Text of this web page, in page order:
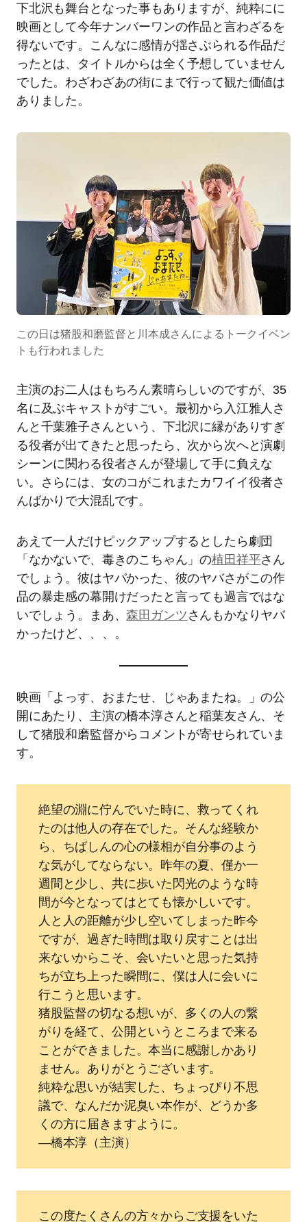
下北沢も舞台となった事もありますが、純粋にに
映画として今年ナンバーワンの作品と言わざるを
得ないです。こんなに感情が揺さぶられる作品だ
ったとは、タイトルからは全く予想していません
でした。わざわざあの街にまで行って観た価値は
ありました。
この日は猪股和磨監督と川本成さんによるトークイベン
トも行われました
主演のお二人はもちろん素晴らしいのですが、35
名に及ぶキャストがすごい。最初から入江雅人さ
んと千葉雅子さんという、下北沢に縁がありすぎ
る役者が出てきたと思ったら、次から次へと演劇
シーンに関わる役者さんが登場して手に負えな
い。さらには、女のコがこれまたカワイイ役者さ
んばかりで大混乱です。
あえて一人だけピックアップするとしたら劇団
「なかないで、毒きのこちゃん」の植田祥平さん
でしょう。彼はヤバかった、彼のヤバさがこの作
品の暴走感の幕開けだったと言っても過言ではな
いでしょう。まあ、森田ガンツ さんもかなりヤバ
かったけど、、、。
映画「よっす、おまたせ、じゃあまたね。」の公
開にあたり、主演の橋本淳さんと稲葉友さん、そ
して猪股和磨監督からコメントが寄せられていま
す。
絶望の淵に佇んでいた時に、救ってくれ
たのは他⼈の存在でした。そんな経験か
ら、ちばしんの⼼の様相が⾃分事のよう
な気がしてならない。昨年の夏、僅か⼀
週間と少し、共に歩いた閃光のような時
間が今となってはとても懐かしいです。
⼈と⼈の距離が少し空いてしまった昨今
ですが、過ぎた時間は取り戻すことは出
来ないからこそ、会いたいと思った気持
ちが⽴ち上った瞬間に、僕は⼈に会いに
⾏こうと思います。
猪股監督の切なる想いが、多くの⼈の繋
がりを経て、公開というところまで来る
ことができました。本当に感謝しかあり
ません。ありがとうございます。
純粋な思いが結実した、ちょっぴり不思
議で、なんだか泥臭い本作が、どうか多
くの⽅に届きますように。
―橋本淳（主演）
この度たくさんの⽅々からご⽀援をいた